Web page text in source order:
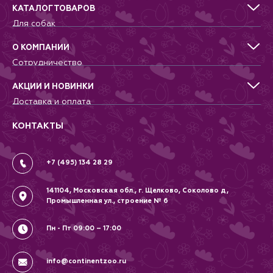
КАТАЛОГ ТОВАРОВ
Для собак
Для кошек
Для грызунов
Для птиц
Аквариумистика, пруд, море
Террариумистика
О КОМПАНИИ
Сотрудничество
Питомникам
Добрые дела
Новости
Контакты
Вопрос-Ответ
АКЦИИ И НОВИНКИ
Доставка и оплата
Гарантии и возврат
Вакансии
Политика
Соглашение
КОНТАКТЫ
+7 (495) 134 28 29
141104, Московская обл., г. Щелково, Соколово д,
Промышленная ул., строение № 6
Пн - Пт 09:00 – 17:00
info@continentzoo.ru